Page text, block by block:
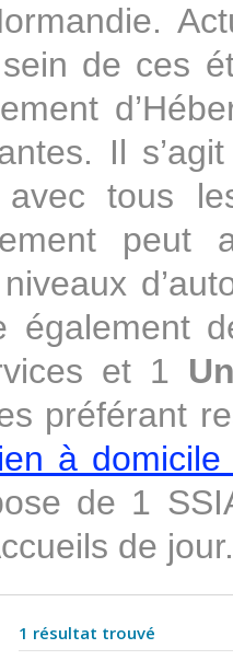
de ces
Il
tous
peut
également
et 1
préférant
à
de 1
de jour.
1 résultat trouvé